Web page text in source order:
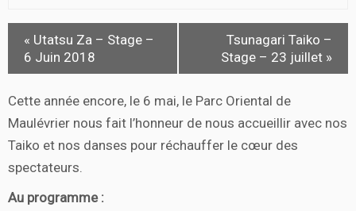
« Utatsu Za – Stage –
6 Juin 2018
Tsunagari Taiko –
Stage – 23 juillet »
Cette année encore, le 6 mai, le Parc Oriental de
Maulévrier nous fait l’honneur de nous accueillir avec nos
Taiko et nos danses pour réchauffer le cœur des
spectateurs.
Au programme :